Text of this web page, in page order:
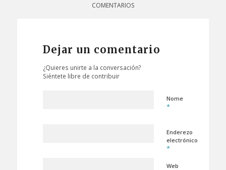
COMENTARIOS
Dejar un comentario
¿Quieres unirte a la conversación?
Siéntete libre de contribuir
Nome
*
Enderezo
electrónico
*
Web